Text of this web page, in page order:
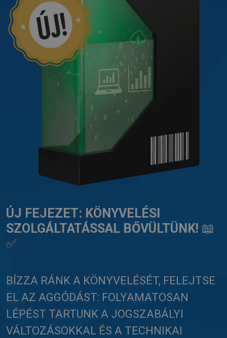
ÚJ FEJEZET: KÖNYVELÉSI
SZOLGÁLTATÁSSAL BŐVÜLTÜNK! 📖
✅
BÍZZA RÁNK A KÖNYVELÉSÉT, FELEJTSE
EL AZ AGGÓDÁST: FOLYAMATOSAN
LÉPÉST TARTUNK A JOGSZABÁLYI
VÁLTOZÁSOKKAL ÉS A TECHNIKAI